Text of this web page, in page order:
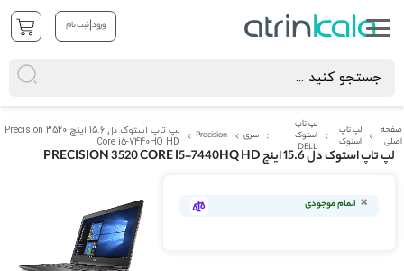
ورود|ثبت نام
صفحه
اصلی
لپ تاپ
استوک
لپ تاپ
استوک
DELL
سری Precision
لپ تاپ استوک دل 15.6 اینچ Precision 3520
Core i5-7440HQ HD
لپ تاپ استوک دل 15.6 اینچ PRECISION 3520 CORE I5-7440HQ HD
به
انتهای
گالری
تصاویر
اتمام موجودی